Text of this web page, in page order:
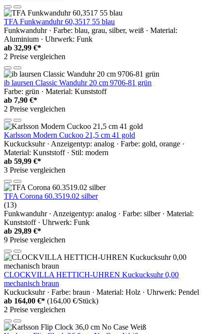
TFA Funkwanduhr 60,3517 55 blau
Funkwanduhr · Farbe: blau, grau, silber, weiß · Material:
Aluminium · Uhrwerk: Funk
ab 32,99 €*
2 Preise vergleichen
ib laursen Classic Wanduhr 20 cm 9706-81 grün
Farbe: grün · Material: Kunststoff
ab 7,90 €*
2 Preise vergleichen
Karlsson Modern Cuckoo 21,5 cm 41 gold
Kuckucksuhr · Anzeigentyp: analog · Farbe: gold, orange ·
Material: Kunststoff · Stil: modern
ab 59,99 €*
3 Preise vergleichen
TFA Corona 60.3519.02 silber
(13)
Funkwanduhr · Anzeigentyp: analog · Farbe: silber · Material:
Kunststoff · Uhrwerk: Funk
ab 29,89 €*
9 Preise vergleichen
CLOCKVILLA HETTICH-UHREN Kuckucksuhr 0,00
mechanisch braun
Kuckucksuhr · Farbe: braun · Material: Holz · Uhrwerk: Pendel
ab 164,00 €* (164,00 €/Stück)
2 Preise vergleichen